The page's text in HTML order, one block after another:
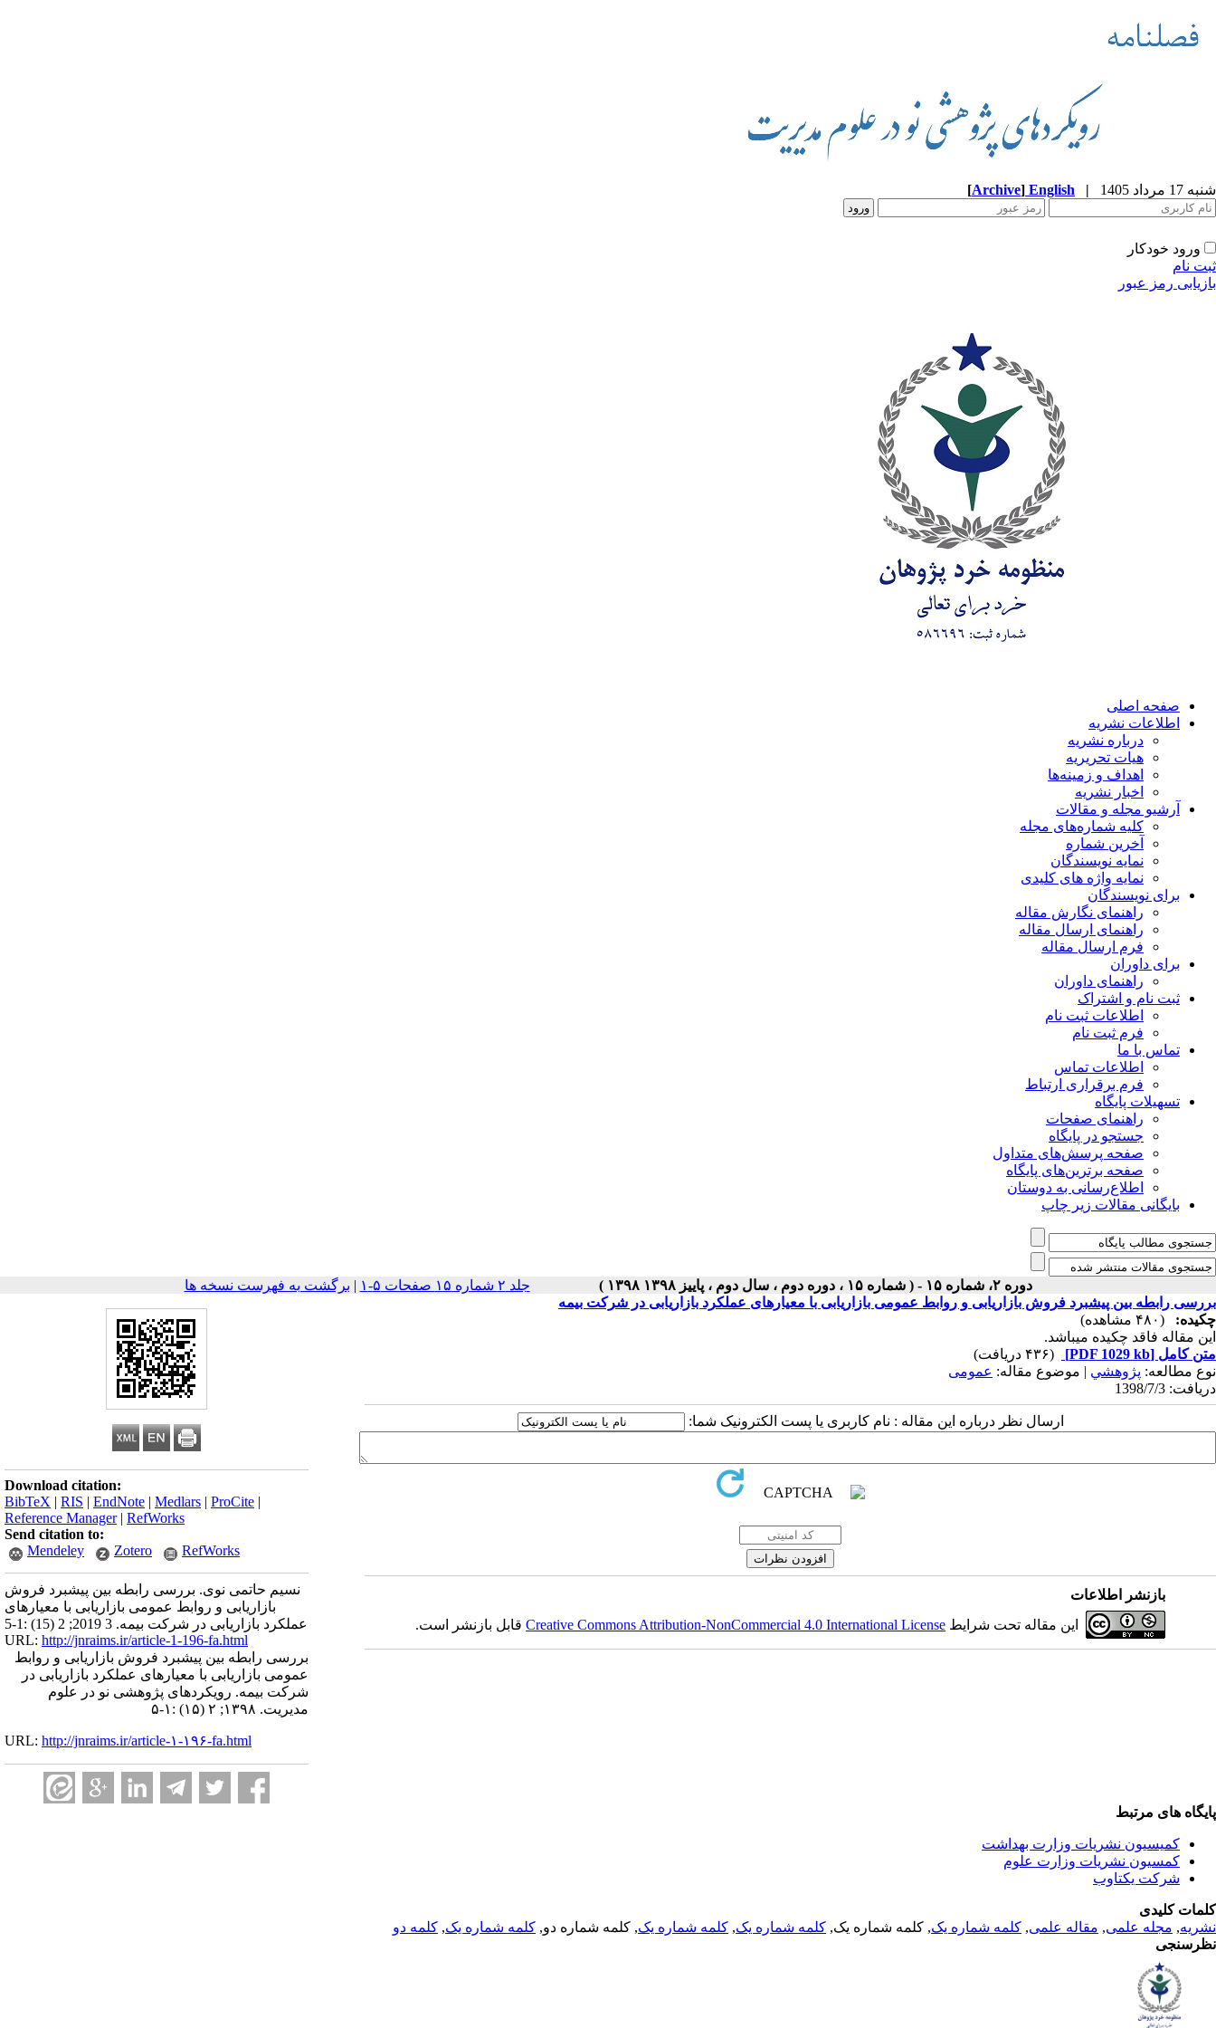
شنبه 17 مرداد 1405 |
English
[Archive]
ورود خودکار
ثبت نام
بازیابی رمز عبور
صفحه اصلی
اطلاعات نشریه
درباره نشریه
هیات تحریریه
اهداف و زمینه‌ها
اخبار نشریه
آرشیو مجله و مقالات
کلیه شماره‌های مجله
آخرین شماره
نمایه نویسندگان
نمایه واژه های کلیدی
برای نویسندگان
راهنمای نگارش مقاله
راهنمای ارسال مقاله
فرم ارسال مقاله
برای داوران
راهنمای داوران
ثبت نام و اشتراک
اطلاعات ثبت نام
فرم ثبت نام
تماس با ما
اطلاعات تماس
فرم برقراری ارتباط
تسهیلات پایگاه
راهنمای صفحات
جستجو در پایگاه
صفحه پرسش‌های متداول
صفحه برترین‌های پایگاه
اطلاع‌رسانی به دوستان
بایگانی مقالات زیر چاپ
دوره ۲، شماره ۱۵ - ( شماره ۱۵ ، دوره دوم ، سال دوم ، پاییز ۱۳۹۸ ۱۳۹۸ ) جلد ۲ شماره ۱۵ صفحات ۵-۱ | برگشت به فهرست نسخه ها
Download citation:
BibTeX | RIS | EndNote | Medlars | ProCite |
Reference Manager| RefWorks
Send citation to:
Mendeley
Zotero RefWorks
نسیم حاتمی نوی. بررسی رابطه بین پیشبرد فروش
بازاریابی و روابط عمومی بازاریابی با معیارهای
عملکرد بازاریابی در شرکت بیمه. 3 2019; 2 (15) :1-5
URL: http://jnraims.ir/article-1-196-fa.html
بررسی رابطه بین پیشبرد فروش بازاریابی و روابط
عمومی بازاریابی با معیارهای عملکرد بازاریابی در
شرکت بیمه. رویکردهای پژوهشی نو در علوم
مدیریت. ۱۳۹۸; ۲ (۱۵) :۱-۵
URL: http://jnraims.ir/article-۱-۱۹۶-fa.html
بررسی رابطه بین پیشبرد فروش بازاریابی و روابط عمومی بازاریابی با معیارهای عملکرد بازاریابی در شرکت بیمه
چکیده:
(۴۸۰ مشاهده)
این مقاله فاقد چکیده می​باشد.
متن کامل [PDF 1029 kb]
(۴۳۶ دریافت)
نوع مطالعه: پژوهشي | موضوع مقاله: عمومى
دریافت: 1398/7/3
ارسال نظر درباره این مقاله : نام کاربری یا پست الکترونیک شما:
بازنشر اطلاعات
این مقاله تحت شرایط Creative Commons Attribution-NonCommercial 4.0 International Licenseقابل بازنشر است.
پایگاه های مرتبط
کمیسیون نشریات وزارت بهداشت
کمسیون نشریات وزارت علوم
شرکت یکتاوب
کلمات کلیدی
نشریه, مجله علمی, مقاله علمی, کلمه شماره یک, کلمه شماره یک, کلمه شماره یک, کلمه شماره یک, کلمه شماره دو, کلمه شماره یک, کلمه دو
نظرسنجی